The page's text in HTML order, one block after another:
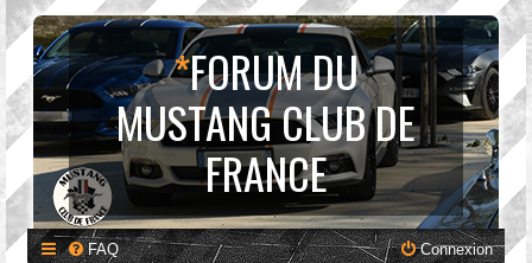
*FORUM DU
MUSTANG CLUB DE
FRANCE
FAQ Connexion